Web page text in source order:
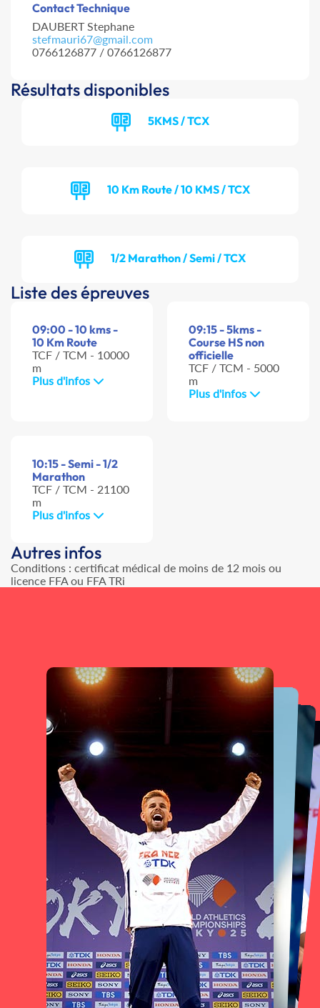
Contact Technique
DAUBERT Stephane
stefmauri67@gmail.com
0766126877 / 0766126877
Résultats disponibles
5KMS / TCX
10 Km Route / 10 KMS / TCX
1/2 Marathon / Semi / TCX
Liste des épreuves
09:00 - 10 kms -
10 Km Route
TCF / TCM - 10000
m
Plus d'infos
09:15 - 5kms -
Course HS non
officielle
TCF / TCM - 5000
m
Plus d'infos
10:15 - Semi - 1/2
Marathon
TCF / TCM - 21100
m
Plus d'infos
Autres infos
Conditions : certificat médical de moins de 12 mois ou
licence FFA ou FFA TRi